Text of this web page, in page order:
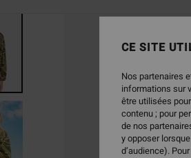
CE SITE
Nos partenaires
informations sur
être utilisées
contenu ; pour
de nos
y opposer
d’audience).